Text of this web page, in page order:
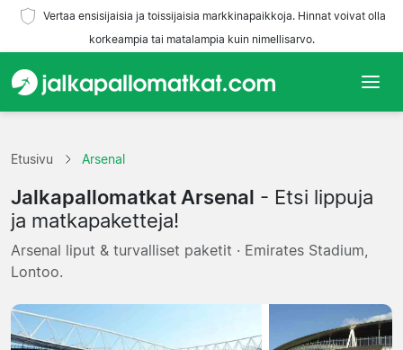
Vertaa ensisijaisia ja toissijaisia markkinapaikkoja. Hinnat voivat olla
korkeampia tai matalampia kuin nimellisarvo.
Joukkueet
Liigat
Matkatoimistoja
Etusivu Arsenal
Jalkapallomatkat Arsenal - Etsi lippuja
ja matkapaketteja!
Arsenal liput & turvalliset paketit · Emirates Stadium,
Lontoo.